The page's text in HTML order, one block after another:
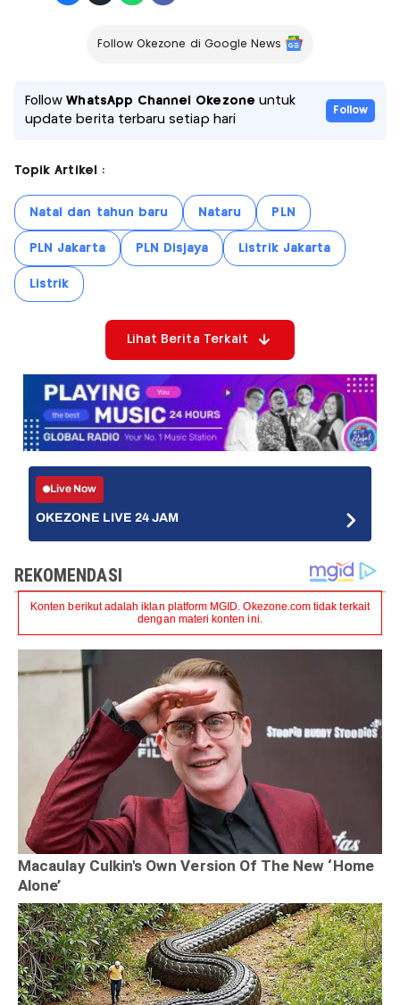
Follow Okezone di Google News
FollowWhatsApp Channel Okezone untuk
update berita terbaru setiap hari
Follow
Topik Artikel :
Natal dan tahun baru Nataru PLN
PLN Jakarta PLN Disjaya Listrik Jakarta
Listrik
Lihat Berita Terkait
Live Now
OKEZONE LIVE 24 JAM